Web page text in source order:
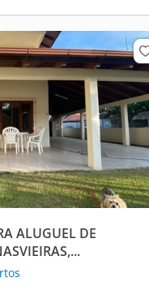
ALUGUEL DE